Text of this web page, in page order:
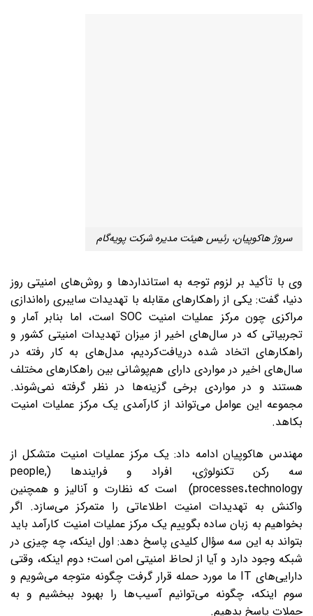
سروژ هاکوپیان، رئیس هیئت مدیره شرکت پویه‌گام
وی با تأکید بر لزوم توجه به استانداردها و روش‌های امنیتی روز
دنیا، گفت: یکی از راهکارهای مقابله با تهدیدات سایبری راه‌اندازی
مراکزی چون مرکز عملیات امنیت SOC است، اما بنابر آمار و
تجربیاتی که در سال‌های اخیر از میزان تهدیدات امنیتی کشور و
راهکارهای اتخاد شده دریافت‌کردیم، مدل‌های به‌ کار رفته در
سال‌های اخیر در مواردی دارای هم‌پوشانی بین راهکارهای مختلف
هستند و در مواردی برخی گزینه‌ها در نظر گرفته‌ نمی‌شوند.
مجموعه این عوامل می‌تواند از کارآمدی یک مرکز عملیات امنیت
بکاهد.
مهندس هاکوپیان ادامه داد: یک مرکز عملیات امنیت متشکل از
سه رکن تکنولوژی، افراد و فرایندها (people,
processes،technology) است که نظارت و آنالیز و همچنین
واکنش به تهدیدات امنیت اطلاعاتی را متمرکز می‌سازد. اگر
بخواهیم به زبان ساده بگوییم یک مرکز عملیات امنیت کارآمد باید
بتواند به این سه سؤال کلیدی پاسخ دهد: اول اینکه، چه‌ چیزی در
شبکه وجود دارد و آیا از لحاظ امنیتی امن است؛ دوم اینکه، وقتی
دارایی‌های IT ما مورد حمله قرار گرفت چگونه متوجه می‌شویم و
سوم اینکه، چگونه می‌توانیم آسیب‌ها را بهبود ببخشیم و به
حملات پاسخ بدهیم.